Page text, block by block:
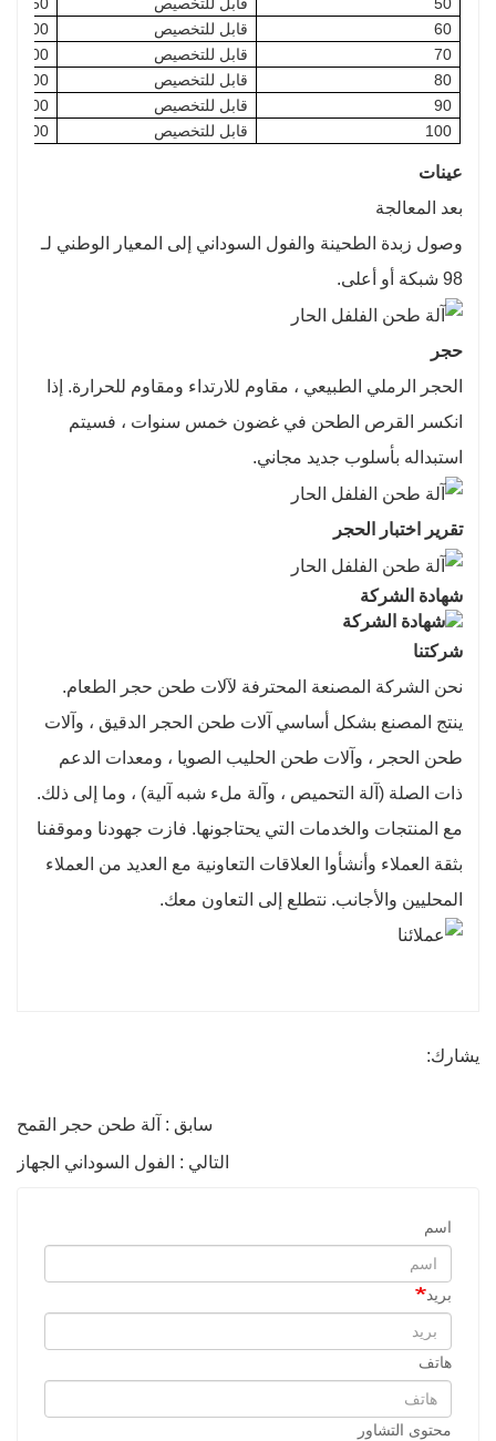
50 قابل للتخصيص
750
60
قابل للتخصيص
1500
70
قابل للتخصيص
2200
80
قابل للتخصيص
2200
90
قابل للتخصيص
3000
100
قابل للتخصيص 5500
عينات
بعد المعالجة
وصول زبدة الطحينة والفول السوداني إلى المعيار الوطني لـ
98 شبكة أو أعلى.
حجر
الحجر الرملي الطبيعي ، مقاوم للارتداء ومقاوم للحرارة. إذا
انكسر القرص الطحن في غضون خمس سنوات ، فسيتم
استبداله بأسلوب جديد مجاني.
تقرير اختبار الحجر
شهادة الشركة
شركتنا
نحن الشركة المصنعة المحترفة لآلات طحن حجر الطعام.
ينتج المصنع بشكل أساسي آلات طحن الحجر الدقيق ، وآلات
طحن الحجر ، وآلات طحن الحليب الصويا ، ومعدات الدعم
ذات الصلة (آلة التحميص ، وآلة ملء شبه آلية) ، وما إلى ذلك.
مع المنتجات والخدمات التي يحتاجونها. فازت جهودنا وموقفنا
بثقة العملاء وأنشأوا العلاقات التعاونية مع العديد من العملاء
المحليين والأجانب. نتطلع إلى التعاون معك.
يشارك:
سابق : آلة طحن حجر القمح
التالي : الفول السوداني الجهاز
اسم
بريد
هاتف
محتوى التشاور